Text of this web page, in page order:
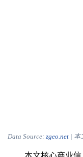
Data Source: zgeo.net| 本